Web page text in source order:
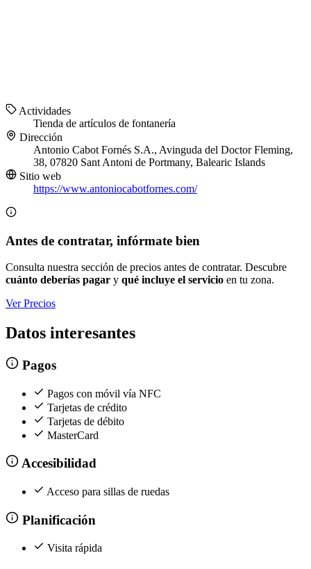
Actividades
Tienda de artículos de fontanería
Dirección
Antonio Cabot Fornés S.A., Avinguda del Doctor Fleming,
38, 07820 Sant Antoni de Portmany, Balearic Islands
Sitio web
https://www.antoniocabotfornes.com/
Antes de contratar, infórmate bien
Consulta nuestra sección de precios antes de contratar. Descubre
cuánto deberías pagar y qué incluye el servicio en tu zona.
Ver Precios
Datos interesantes
Pagos
Pagos con móvil vía NFC
Tarjetas de crédito
Tarjetas de débito
MasterCard
Accesibilidad
Acceso para sillas de ruedas
Planificación
Visita rápida